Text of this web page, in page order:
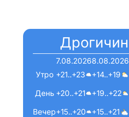
Дрогичин
7.08.2026
+21..+23
+20..+21
+15..+20
8.08.2026
+14..+19
+19..+22
+15..+21
Вечер
День
Утро